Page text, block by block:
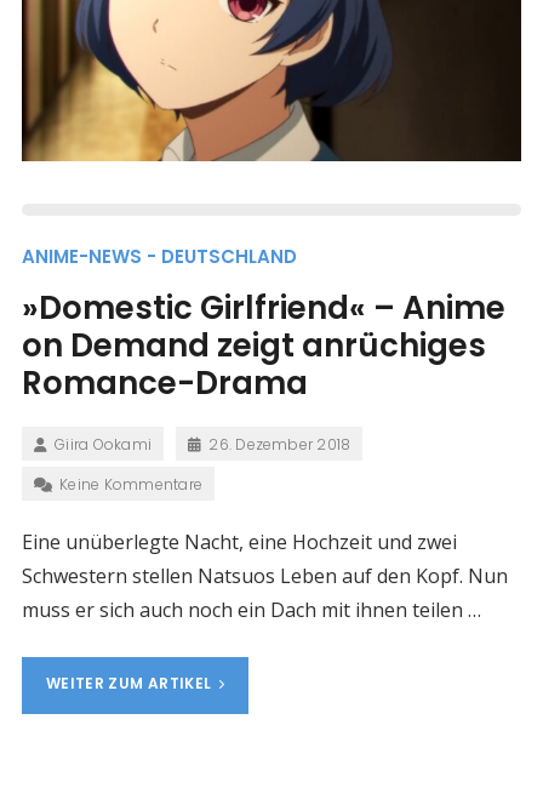
ANIME-NEWS - DEUTSCHLAND
»Domestic Girlfriend« – Anime
on Demand zeigt anrüchiges
Romance-Drama
Giira Ookami
26. Dezember 2018
Keine Kommentare
Eine unüberlegte Nacht, eine Hochzeit und zwei
Schwestern stellen Natsuos Leben auf den Kopf. Nun
muss er sich auch noch ein Dach mit ihnen teilen …
WEITER ZUM ARTIKEL